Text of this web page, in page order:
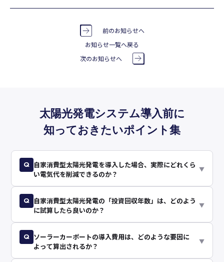
前のお知らせへ
お知らせ一覧へ戻る
次のお知らせへ
太陽光発電システム導入前に
知っておきたいポイント集
Q 自家消費型太陽光発電を導入した場合、実際にどれくら
い電気代を削減できるのか？
▼
Q 自家消費型太陽光発電の「投資回収年数」は、どのよう
に試算したら良いのか？
▼
Q ソーラーカーポートの導入費用は、どのような要因に
よって算出されるか？
▼